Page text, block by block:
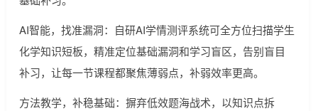
AI智能，找准漏洞：自研AI学情测评系统可全方位扫描学生
化学知识短板，精准定位基础漏洞和学习盲区，告别盲目
补习，让每一节课程都聚焦薄弱点，补弱效率更高。
方法教学，补稳基础：摒弃低效题海战术，以知识点拆